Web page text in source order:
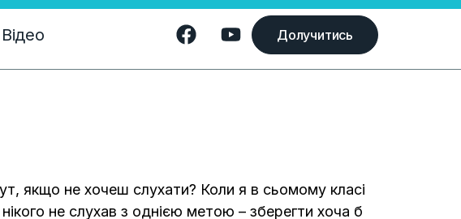
Відео Долучитись
якщо не хочеш слухати? Коли я в сьомому класі
не слухав з однією метою – зберегти хоча б